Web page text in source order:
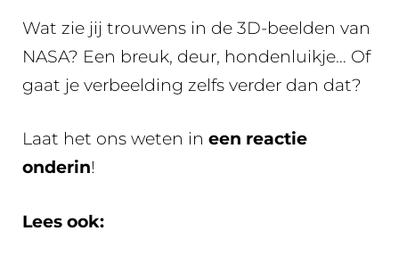
Wat zie jij trouwens in de 3D-beelden van
NASA? Een breuk, deur, hondenluikje… Of
gaat je verbeelding zelfs verder dan dat?
Laat het ons weten in een reactie
onderin!
Lees ook: